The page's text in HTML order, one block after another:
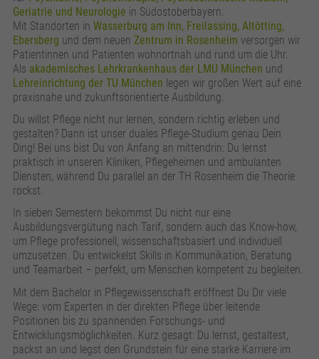
Geriatrie und Neurologie in Südostoberbayern.
Mit Standorten inWasserburg am Inn, Freilassing, Altötting,
Ebersberg und dem neuenZentrum in Rosenheim versorgen wir
Patientinnen und Patienten wohnortnah und rund um die Uhr.
Als akademisches Lehrkrankenhaus der LMU München und
Lehreinrichtung der TU München legen wir großen Wert auf eine
praxisnahe und zukunftsorientierte Ausbildung.
Du willst Pflege nicht nur lernen, sondern richtig erleben und
gestalten? Dann ist unser duales Pflege-Studium genau Dein
Ding! Bei uns bist Du von Anfang an mittendrin: Du lernst
praktisch in unseren Kliniken, Pflegeheimen und ambulanten
Diensten, während Du parallel an der TH Rosenheim die Theorie
rockst.
In sieben Semestern bekommst Du nicht nur eine
Ausbildungsvergütung nach Tarif, sondern auch das Know-how,
um Pflege professionell, wissenschaftsbasiert und individuell
umzusetzen. Du entwickelst Skills in Kommunikation, Beratung
und Teamarbeit – perfekt, um Menschen kompetent zu begleiten.
Mit dem Bachelor in Pflegewissenschaft eröffnest Du Dir viele
Wege: vom Experten in der direkten Pflege über leitende
Positionen bis zu spannenden Forschungs- und
Entwicklungsmöglichkeiten. Kurz gesagt: Du lernst, gestaltest,
packst an und legst den Grundstein für eine starke Karriere im
Zweck Speichert die Kontrasteinstellung der Webseite.
zusätzliche Informationen anzubieten.